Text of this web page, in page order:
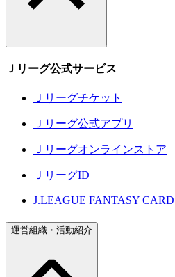
Ｊリーグ公式サービス
Ｊリーグチケット
Ｊリーグ公式アプリ
Ｊリーグオンラインストア
ＪリーグID
J.LEAGUE FANTASY CARD
運営組織・活動紹介